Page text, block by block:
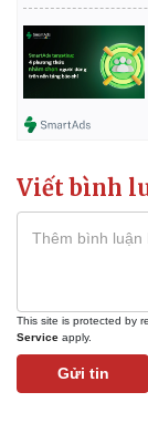
Vụ án
Tin nóng
Tư vấn luật
Viết bình
This site is protected by
Service apply.
Gửi tin